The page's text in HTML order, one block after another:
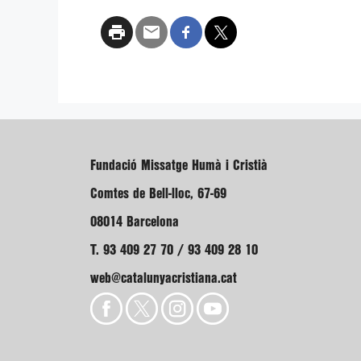
Fundació Missatge Humà i Cristià
Comtes de Bell-lloc, 67-69
08014 Barcelona
T. 93 409 27 70 / 93 409 28 10
web@catalunyacristiana.cat